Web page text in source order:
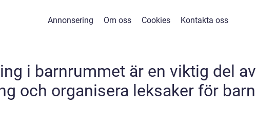
Annonsering Om oss Cookies Kontakta oss
i barnrummet är en viktig del av
och organisera leksaker för barn